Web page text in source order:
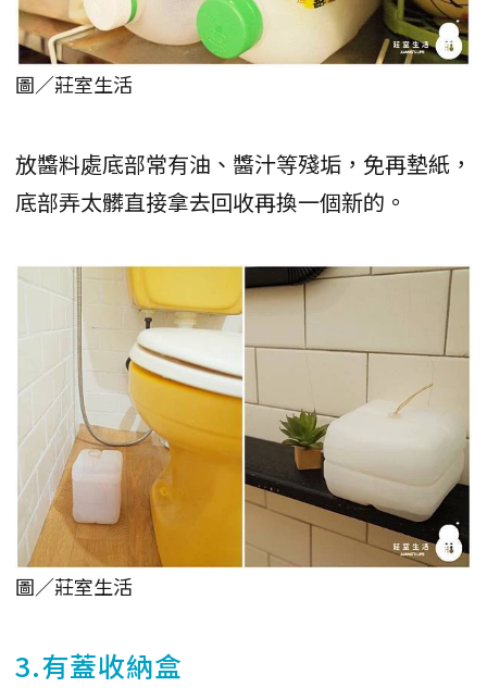
圖／莊室生活
放醬料處底部常有油、醬汁等殘垢，免再墊紙，
底部弄太髒直接拿去回收再換一個新的。
圖／莊室生活
3.有蓋收納盒